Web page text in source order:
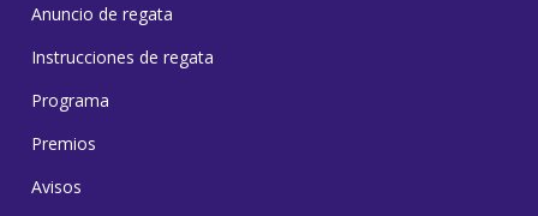
Anuncio de regata
Instrucciones de regata
Programa
Premios
Avisos